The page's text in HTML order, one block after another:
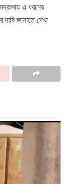
এ ধরনের
জানাতে দেখা